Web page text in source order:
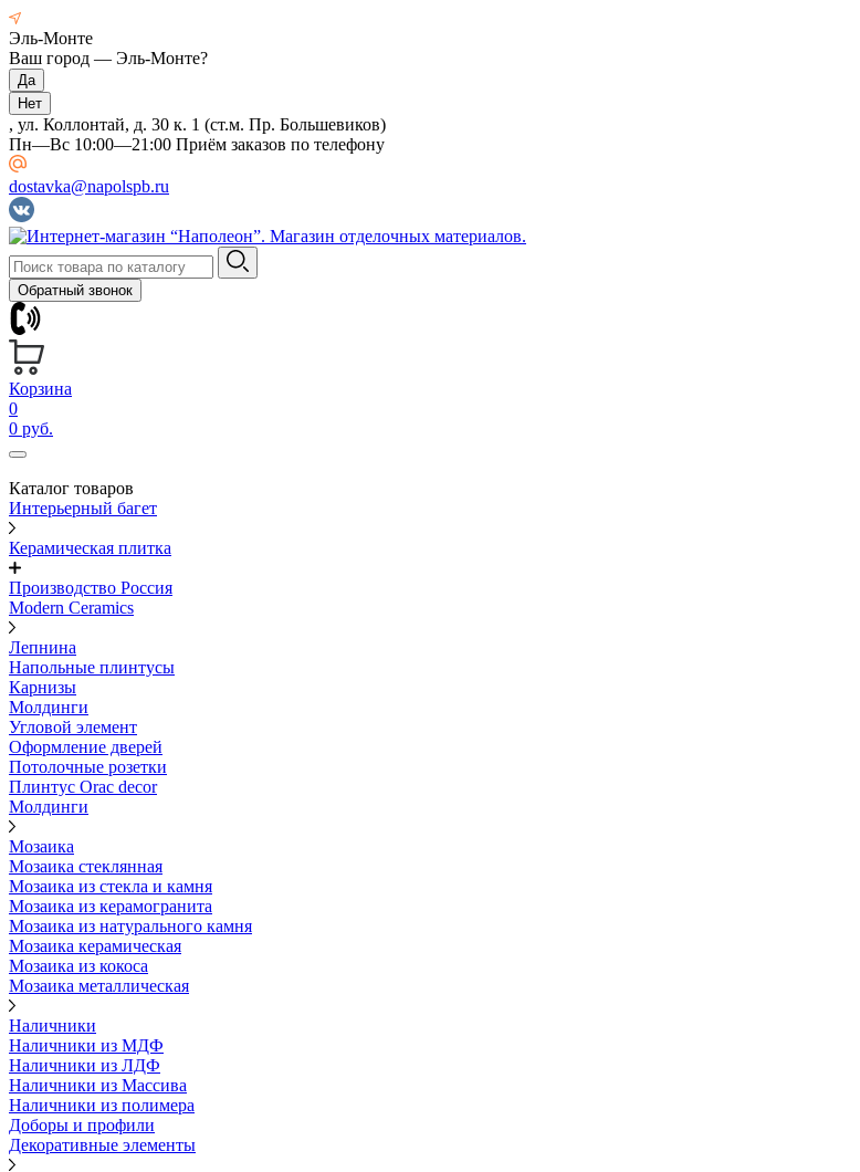
Эль-Монте
Ваш город — Эль-Монте?
, ул. Коллонтай, д. 30 к. 1 (ст.м. Пр. Большевиков)
Пн—Вс 10:00—21:00 Приём заказов по телефону
dostavka@napolspb.ru
Обратный звонок
Корзина
0
0 руб.
Каталог товаров
Интерьерный багет
Керамическая плитка
Производство Россия
Modern Ceramics
Лепнина
Напольные плинтусы
Карнизы
Молдинги
Угловой элемент
Оформление дверей
Потолочные розетки
Плинтус Orac decor
Молдинги
Мозаика
Мозаика стеклянная
Мозаика из стекла и камня
Мозаика из керамогранита
Мозаика из натурального камня
Мозаика керамическая
Мозаика из кокоса
Мозаика металлическая
Наличники
Наличники из МДФ
Наличники из ЛДФ
Наличники из Массива
Наличники из полимера
Доборы и профили
Декоративные элементы